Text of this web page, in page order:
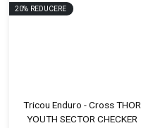
20% REDUCERE
Tricou Enduro - Cross THOR
YOUTH SECTOR CHECKER